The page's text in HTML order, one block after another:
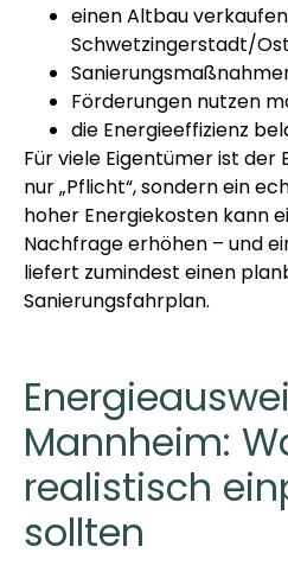
einen Altbau verkaufen
Schwetzingerstadt/
Förderungen nutzen
die Energieeffizienz
Für viele Eigentümer ist der
nur „Pflicht“, sondern ein
hoher Energiekosten kann
Nachfrage erhöhen – und
liefert zumindest einen
Sanierungsfahrplan.
Mannheim:
realistisch
sollten